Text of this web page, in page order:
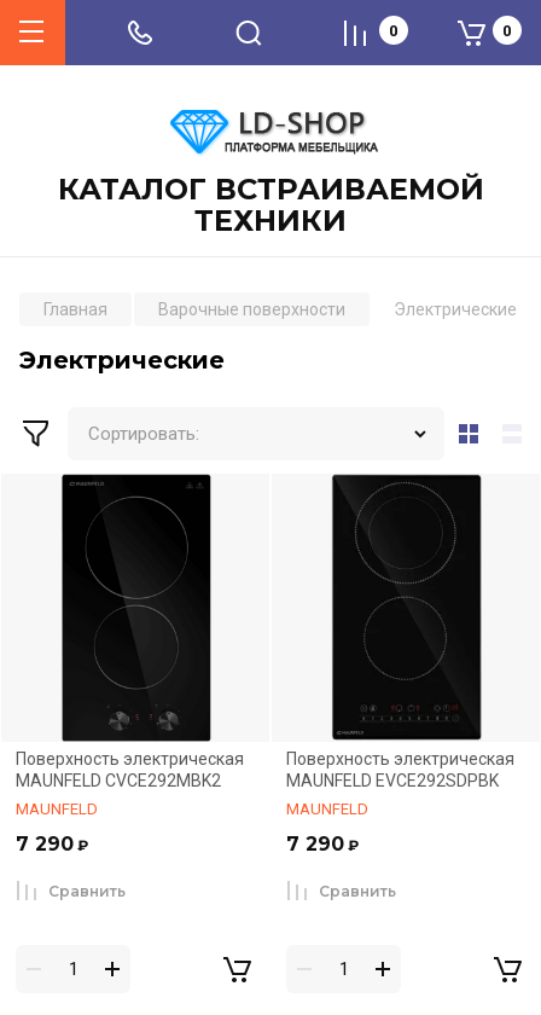
КАТАЛОГ ВСТРАИВАЕМОЙ
ТЕХНИКИ
0 0
Главная Варочные поверхности Электрические
Электрические
Сортировать:
Поверхность электрическая
MAUNFELD CVCE292MBK2
MAUNFELD
7 290 ₽
Сравнить
Поверхность электрическая
MAUNFELD EVCE292SDPBK
MAUNFELD
7 290 ₽
Сравнить